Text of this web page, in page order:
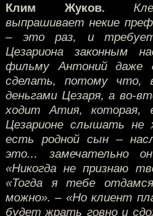
Клим Жуков.
выпрашивает некие
– это раз, и
Цезариона законным
фильму Антоний
сделать, потому что,
деньгами Цезаря, а во-
ходит Атия, которая,
Цезарионе слышать
есть родной сын –
это... замечательно
«Никогда не признаю
«Тогда я тебе
можно». – «Но клиент
будет жрать говно и